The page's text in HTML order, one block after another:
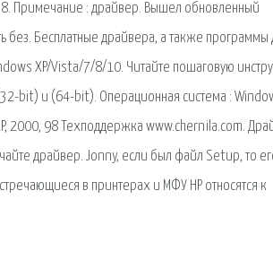
8. Примечание : драйвер. Вышел обновленный
без. Бесплатные драйвера, а также программы
XP/Vista/7/8/10. Читайте пошаговую
bit) и (64-bit). Операционная система :
2000, 98 Техподдержка www.chernila.com.
драйвер. Jonny, если был файл Setup, то
в принтерах и МФУ HP относятся к